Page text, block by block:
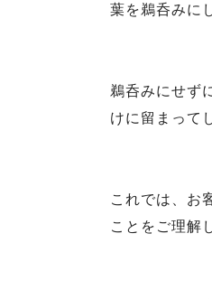
葉を鵜呑みに
鵜呑みにせず
けに留まって
これでは、お
ことをご理解